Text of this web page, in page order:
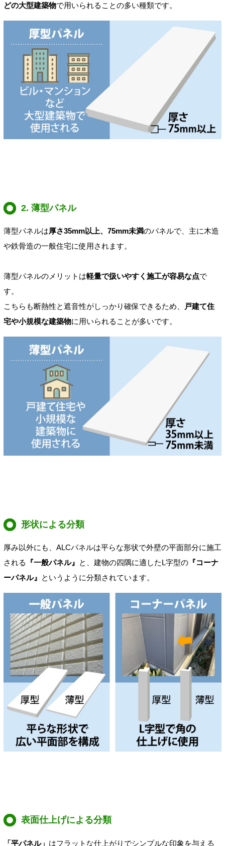
どの大型建築物で用いられることの多い種類です。
2. 薄型パネル
薄型パネルは厚さ35mm以上、75mm未満のパネルで、主に木造
や鉄骨造の一般住宅に使用されます。
薄型パネルのメリットは軽量で扱いやすく施工が容易な点で
す。
こちらも断熱性と遮音性がしっかり確保できるため、
戸建て住
宅や小規模な建築物に用いられることが多いです。
形状による分類
厚み以外にも、ALCパネルは平らな形状で外壁の平面部分に施工
される
『一般パネル』 と、建物の四隅に適したL字型の 『コーナ
ーパネル』 というように分類されています。
表面仕上げによる分類
「平パネル」 はフラットな仕上がりでシンプルな印象を与える